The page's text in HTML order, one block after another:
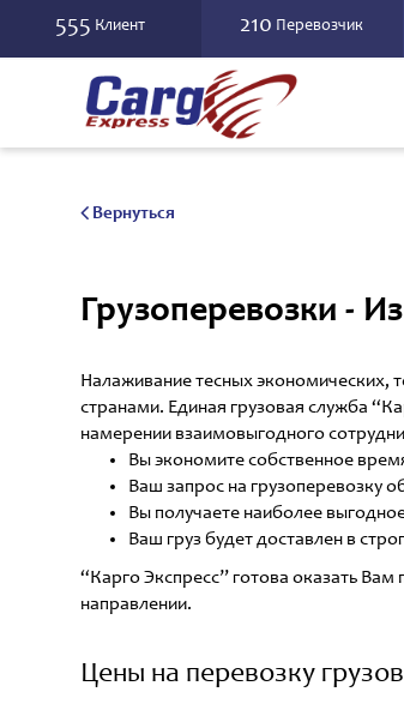
555 Клиент 210 Перевозчик
Вернуться
Грузоперевозки -
Налаживание тесных экономических,
странами. Единая грузовая служба
намерении взаимовыгодного
Вы экономите собственное
Ваш запрос на грузоперевозку
Вы получаете наиболее
Ваш груз будет доставлен в
“Карго Экспресс” готова оказать
направлении.
Цены на перевозку